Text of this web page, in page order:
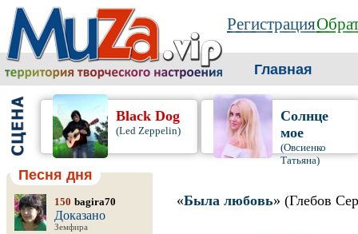
Регистрация
Главная
Black Dog
(Led Zeppelin)
Солнце
мое
(Овсиенко
Татьяна)
Песня дня
150 bagira70
Доказано
Земфира
«Была любовь» (Глебов